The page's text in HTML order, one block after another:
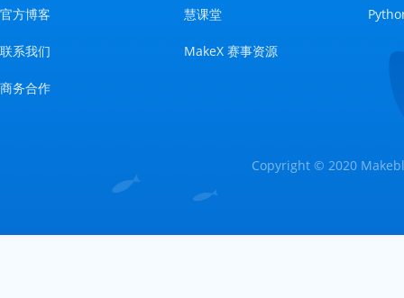
官方博客
联系我们
商务合作
慧课堂
MakeX 赛事资源
Copyright © 2020